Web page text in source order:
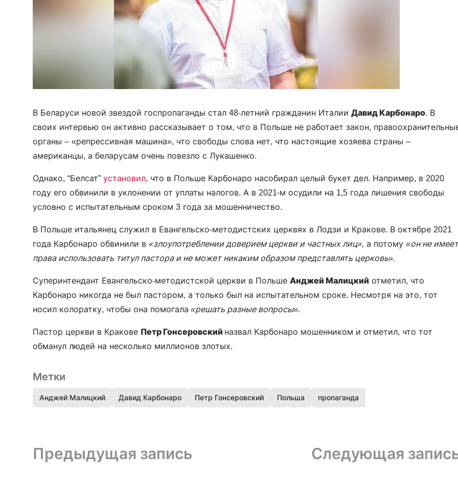
В Беларуси новой звездой госпропаганды стал 48-летний гражданин Италии Давид Карбонаро. В
своих интервью он активно рассказывает о том, что в Польше не работает закон,
органы – «репрессивная машина», что свободы слова нет, что настоящие хозяева страны –
американцы, а беларусам очень повезло с Лукашенко.
Однако, “Белсат” установил, что в Польше Карбонаро насобирал целый букет дел. Например, в 2020
году его обвинили в уклонении от уплаты налогов. А в 2021-м осудили на 1,5 года лишения свободы
условно с испытательным сроком 3 года за мошенничество.
В Польше итальянец служил в Евангельско-методистских церквях в Лодзи и Кракове. В октябре 2021
года Карбонаро обвинили в «злоупотреблении доверием церкви и частных лиц», а потому «он не имеет
права использовать титул пастора и не может никаким образом представлять церковь».
Суперинтендант Евангельско-методистской церкви в Польше Анджей Малицкий отметил, что
Карбонаро никогда не был пастором, а только был на испытательном сроке. Несмотря на это, тот
носил колоратку, чтобы она помогала «решать разные вопросы».
Пастор церкви в Кракове Петр Гонсеровский назвал Карбонаро мошенником и отметил, что тот
обманул людей на несколько миллионов злотых.
Метки
Анджей Малицкий Давид Карбонаро Петр Гонсеровский Польша пропаганда
Предыдущая запись и следующая запись
Предыдущая запись Следующая